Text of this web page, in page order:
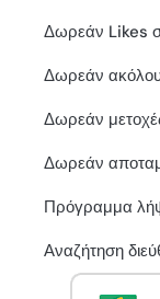
Δωρεάν Likes
Δωρεάν
Δωρεάν
Δωρεάν
Πρόγραμμα
Αναζήτηση